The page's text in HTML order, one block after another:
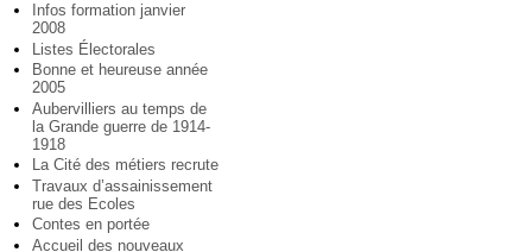
Infos formation janvier
2008
Listes Électorales
Bonne et heureuse année
2005
Aubervilliers au temps de
la Grande guerre de 1914-
1918
La Cité des métiers recrute
Travaux d’assainissement
rue des Ecoles
Contes en portée
Accueil des nouveaux